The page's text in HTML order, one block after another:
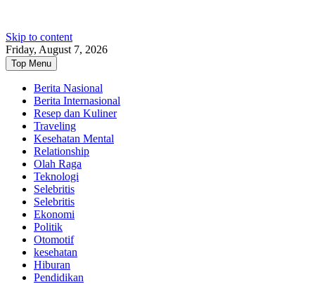
Skip to content
Friday, August 7, 2026
Top Menu
Berita Nasional
Berita Internasional
Resep dan Kuliner
Traveling
Kesehatan Mental
Relationship
Olah Raga
Teknologi
Selebritis
Selebritis
Ekonomi
Politik
Otomotif
kesehatan
Hiburan
Pendidikan